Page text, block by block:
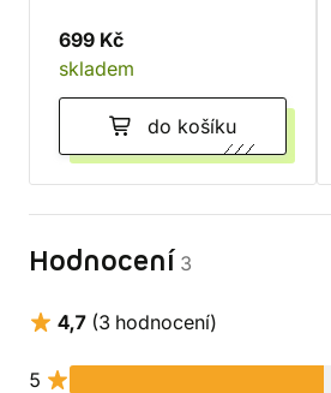
699 Kč
skladem
do košíku
Hodnocení 3
4,7 (3 hodnocení)
5